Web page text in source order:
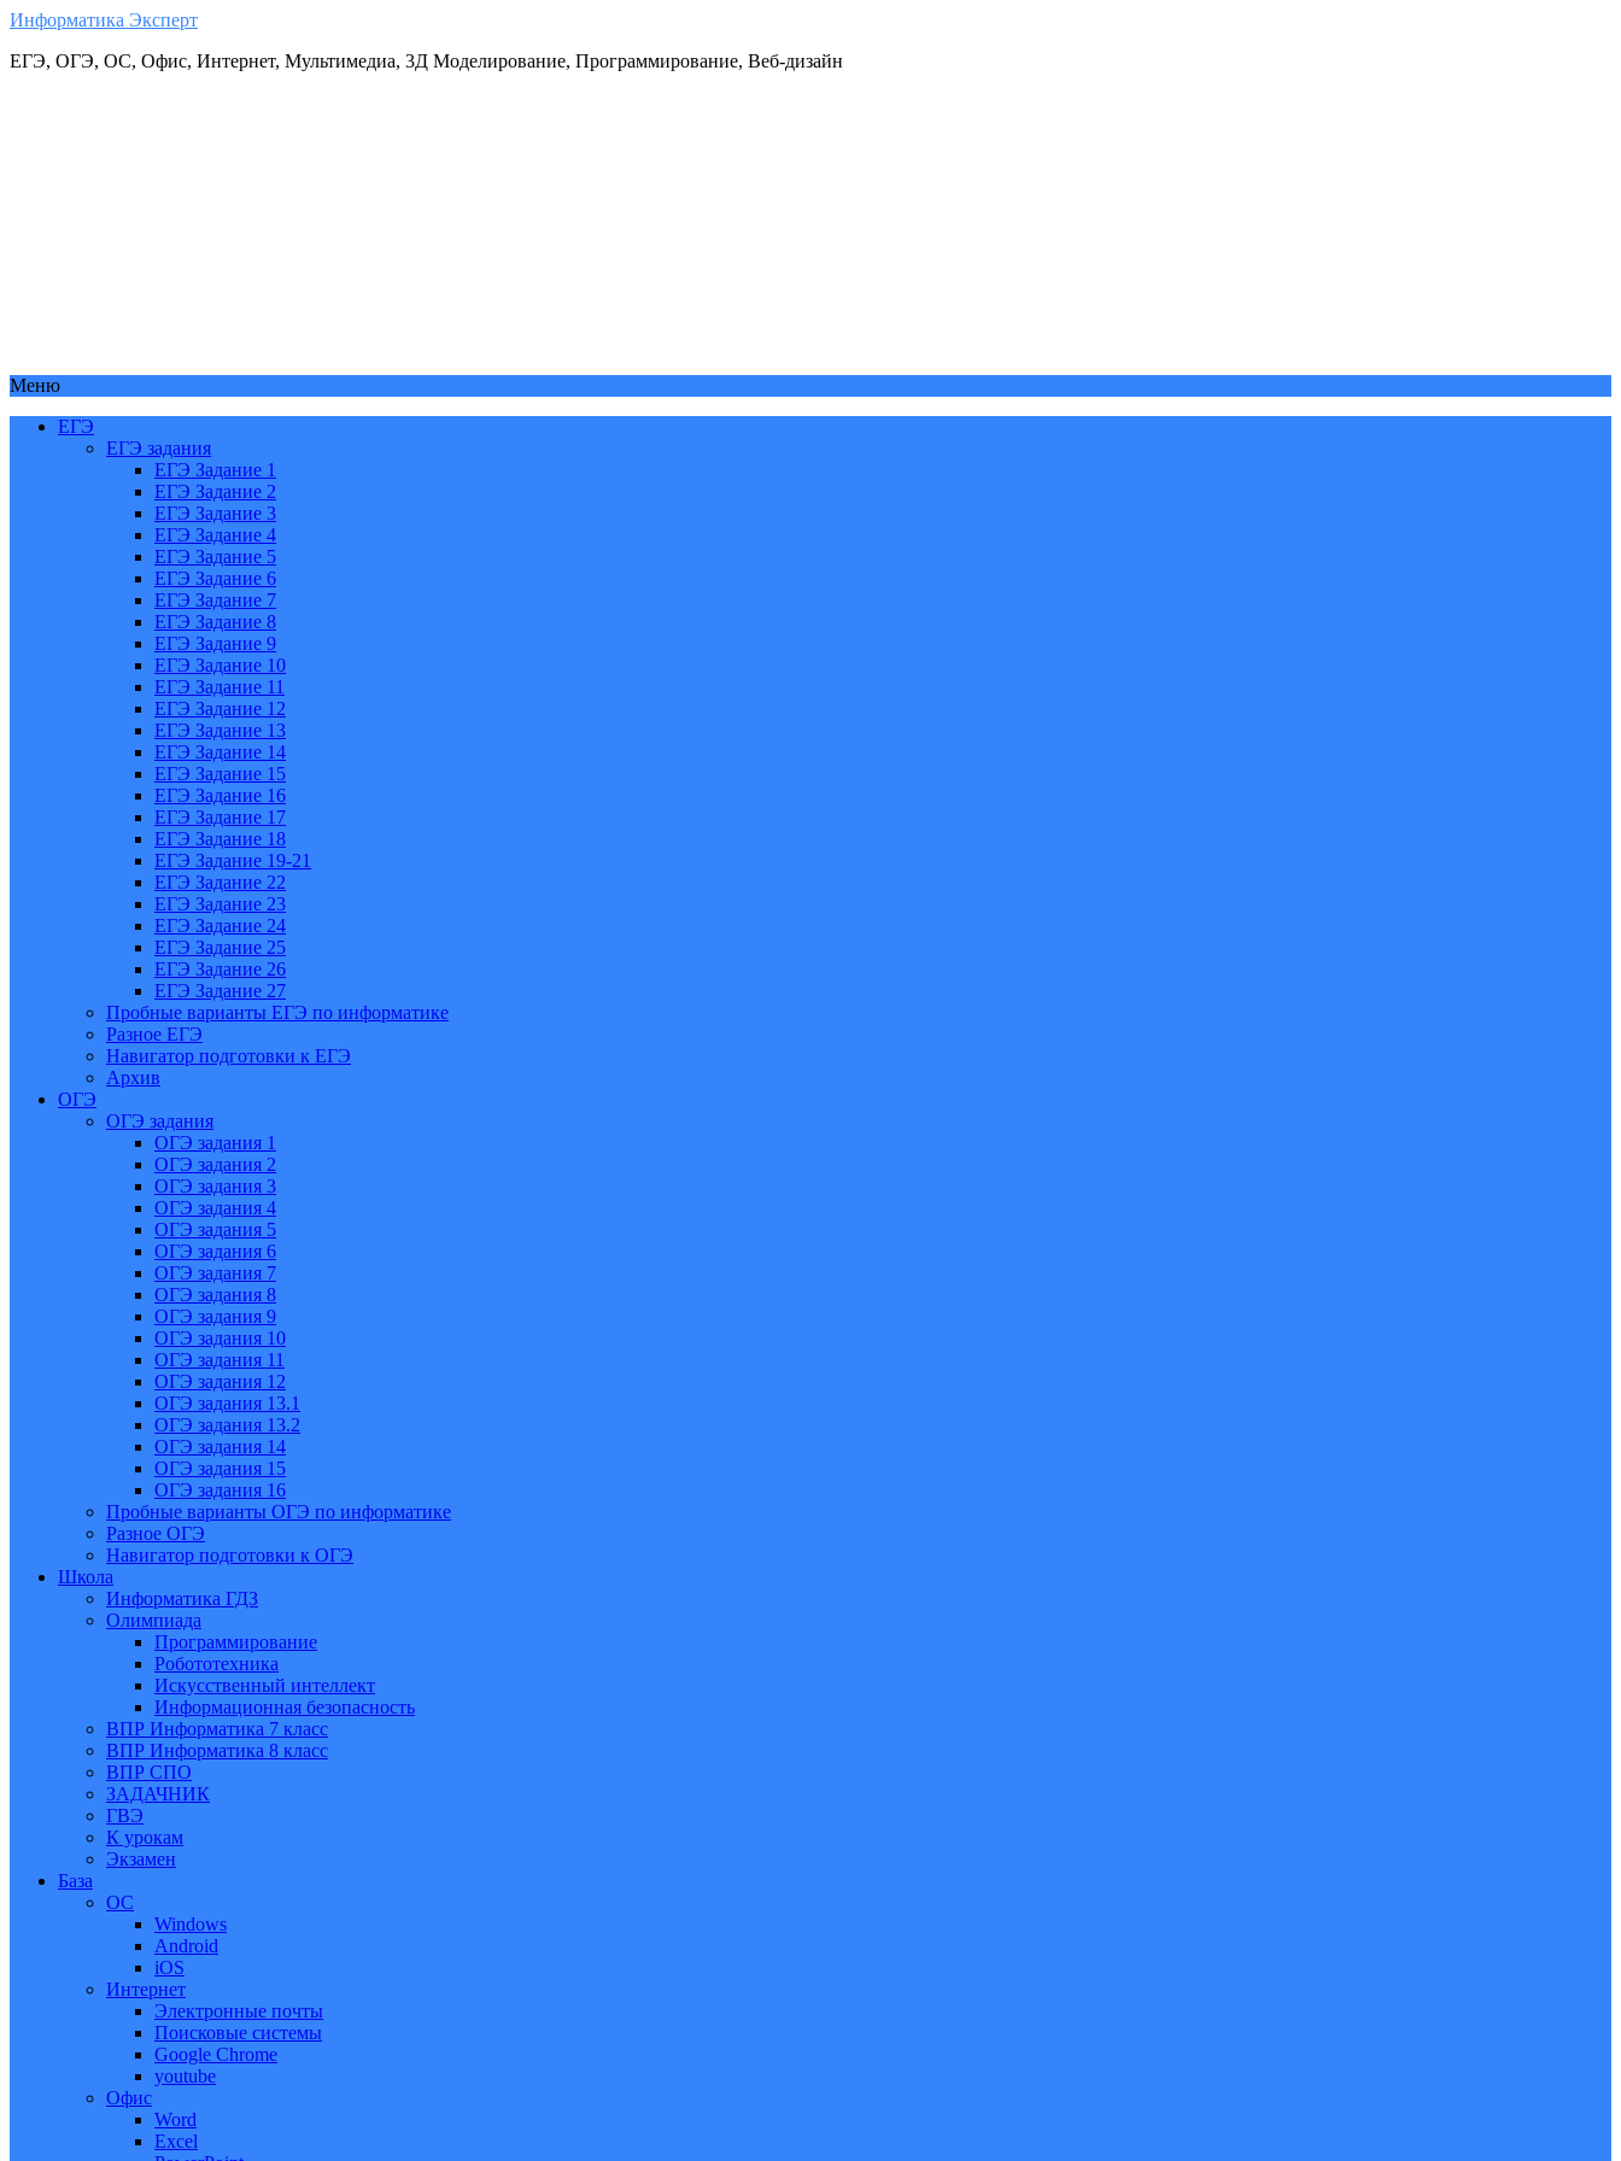
Информатика Эксперт
ЕГЭ, ОГЭ, ОС, Офис, Интернет, Мультимедиа, 3Д Моделирование, Программирование, Веб-дизайн
Меню
ЕГЭ
ЕГЭ задания
ЕГЭ Задание 1
ЕГЭ Задание 2
ЕГЭ Задание 3
ЕГЭ Задание 4
ЕГЭ Задание 5
ЕГЭ Задание 6
ЕГЭ Задание 7
ЕГЭ Задание 8
ЕГЭ Задание 9
ЕГЭ Задание 10
ЕГЭ Задание 11
ЕГЭ Задание 12
ЕГЭ Задание 13
ЕГЭ Задание 14
ЕГЭ Задание 15
ЕГЭ Задание 16
ЕГЭ Задание 17
ЕГЭ Задание 18
ЕГЭ Задание 19-21
ЕГЭ Задание 22
ЕГЭ Задание 23
ЕГЭ Задание 24
ЕГЭ Задание 25
ЕГЭ Задание 26
ЕГЭ Задание 27
Пробные варианты ЕГЭ по информатике
Разное ЕГЭ
Навигатор подготовки к ЕГЭ
Архив
ОГЭ
ОГЭ задания
ОГЭ задания 1
ОГЭ задания 2
ОГЭ задания 3
ОГЭ задания 4
ОГЭ задания 5
ОГЭ задания 6
ОГЭ задания 7
ОГЭ задания 8
ОГЭ задания 9
ОГЭ задания 10
ОГЭ задания 11
ОГЭ задания 12
ОГЭ задания 13.1
ОГЭ задания 13.2
ОГЭ задания 14
ОГЭ задания 15
ОГЭ задания 16
Пробные варианты ОГЭ по информатике
Разное ОГЭ
Навигатор подготовки к ОГЭ
Школа
Информатика ГДЗ
Олимпиада
Программирование
Робототехника
Искусственный интеллект
Информационная безопасность
ВПР Информатика 7 класс
ВПР Информатика 8 класс
ВПР СПО
ЗАДАЧНИК
ГВЭ
К урокам
Экзамен
База
ОС
Windows
Android
iOS
Интернет
Электронные почты
Поисковые системы
Google Chrome
youtube
Офис
Word
Excel